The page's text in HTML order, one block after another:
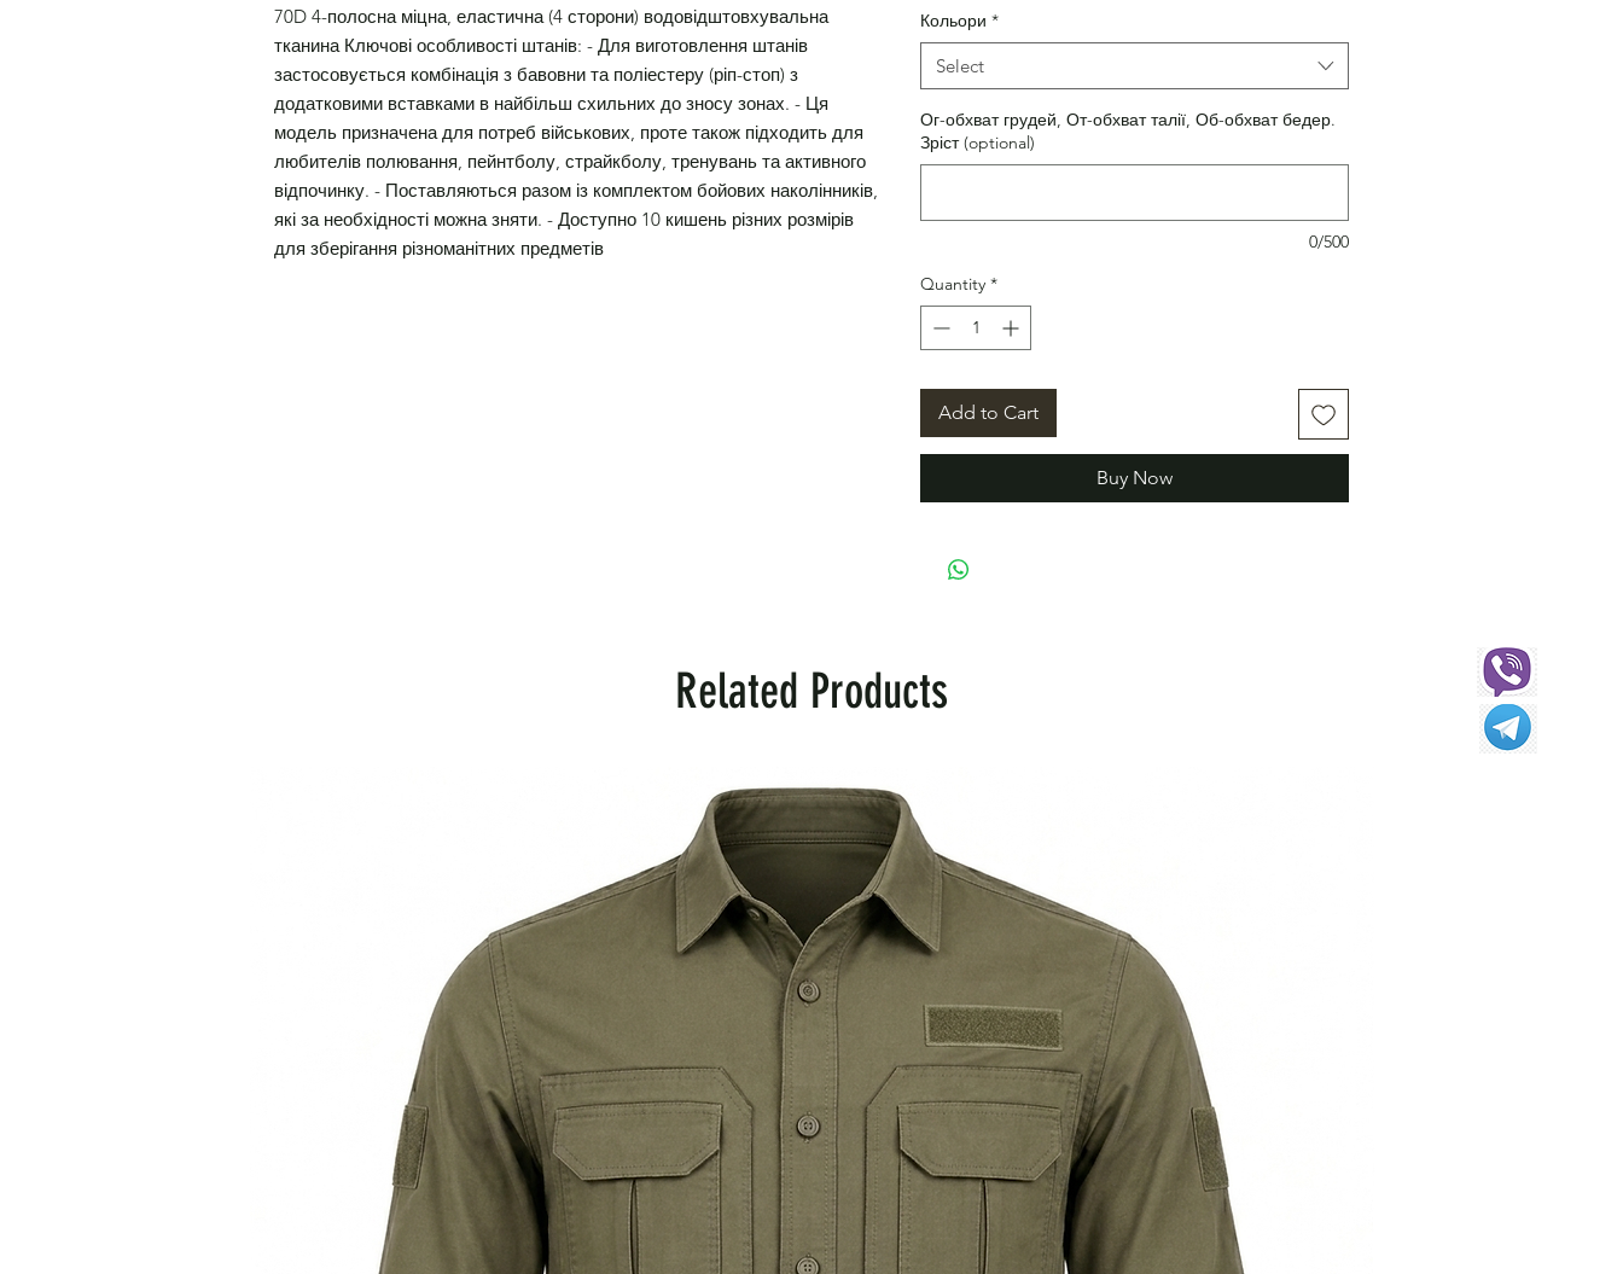
70D 4-полосна міцна, еластична (4 сторони) водовідштовхувальна
тканина Ключові особливості штанів: - Для виготовлення штанів
застосовується комбінація з бавовни та поліестеру (ріп-стоп) з
додатковими вставками в найбільш схильних до зносу зонах. - Ця
модель призначена для потреб військових, проте також підходить для
любителів полювання, пейнтболу, страйкболу, тренувань та активного
відпочинку. - Поставляються разом із комплектом бойових наколінників,
які за необхідності можна зняти. - Доступно 10 кишень різних розмірів
для зберігання різноманітних предметів
Кольори *
Select
Ог-обхват грудей, От-обхват талії, Об-обхват бедер.
Зріст (optional)
0/500
Quantity *
Add to Cart
Buy Now
Related Products